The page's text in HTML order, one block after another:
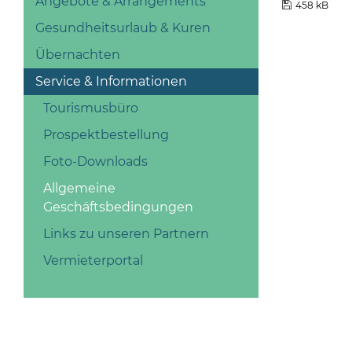
Gesundheitsurlaub & Kuren
Übernachten
Service & Informationen
Tourismusbüro
Prospektbestellung
Foto-Downloads
Allgemeine
Geschäftsbedingungen
Links zu unseren Partnern
Vermieterportal
458 kB